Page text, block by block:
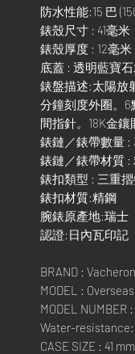
防水性能:15 巴
錶殼尺寸 : 41毫米
錶殼厚度 : 12毫米
底蓋 : 透明藍寶
錶盤描述:太陽放
分鐘刻度外圈。6
間指針。18K金
錶鏈／錶帶數量 :
錶鏈／錶帶材質 :
錶扣類型 : 三重
錶扣材質:精鋼
腕錶原產地:瑞士
認證:日內瓦印記
BRAND :
MODEL : Overseas
MODEL NUMBER
Water-
CASE SIZE : 41 mm